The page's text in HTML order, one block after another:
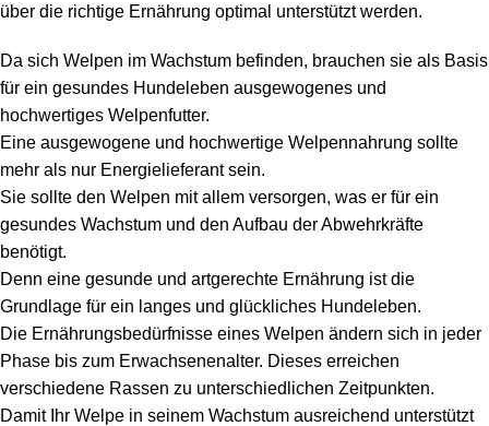
über die richtige Ernährung optimal unterstützt werden.
Da sich Welpen im Wachstum befinden, brauchen sie als Basis
für ein gesundes Hundeleben ausgewogenes und
hochwertiges Welpenfutter.
Eine ausgewogene und hochwertige Welpennahrung sollte
mehr als nur Energielieferant sein.
Sie sollte den Welpen mit allem versorgen, was er für ein
gesundes Wachstum und den Aufbau der Abwehrkräfte
benötigt.
Denn eine gesunde und artgerechte Ernährung ist die
Grundlage für ein langes und glückliches Hundeleben.
Die Ernährungsbedürfnisse eines Welpen ändern sich in jeder
Phase bis zum Erwachsenenalter. Dieses erreichen
verschiedene Rassen zu unterschiedlichen Zeitpunkten.
Damit Ihr Welpe in seinem Wachstum ausreichend unterstützt